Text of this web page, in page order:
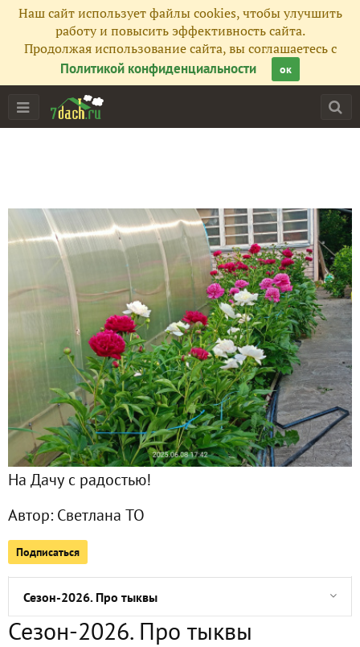
Наш сайт использует файлы cookies, чтобы улучшить
работу и повысить эффективность сайта.
Продолжая использование сайта, вы соглашаетесь с
Политикой конфиденциальности
ок
На Дачу с радостью!
Автор: Светлана ТО
Подписаться
Все публикации 757
534
Сейчас обсуждают
Сезон-2026. Про розы
Сезон-2026. Цветущее многообразие полутонов и
Цветочное безумие, или Про пионы в июне
О первой редиске замолвите слово
Петунии сезона 2026, жизнь на даче, первый переезд
Сезон-2026. Про тыквы
Сезон-2026. Огуречная история
Сезон-2026. Про тыквы